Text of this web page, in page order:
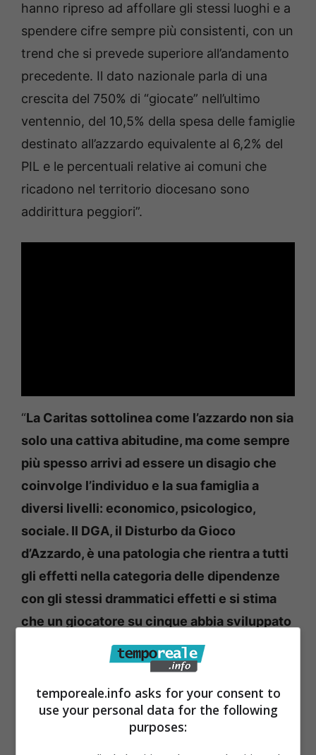
hanno ripreso ad affollare gli stessi luoghi e a
spendere cifre sempre più consistenti, con un
trend che si prevede superiore all’andamento
precedente. Il dato nazionale parla di una
crescita del 750% di “giocate” nell’ultimo
ventennio, del 10,5% della spesa delle famiglie
destinato all’azzardo equivalente al 6,2% del
PIL e le percentuali relative ai comuni che
ricadono nel territorio diocesano sono
addirittura peggiori”.
“La Caritas sottolinea come l’azzardo non sia
solo una cattiva abitudine, ma come sempre
più spesso arrivi ad essere un disagio che
coinvolge l’individuo e la sua famiglia a
diversi livelli: economico, psicologico,
sociale. Il DGA, il Disturbo da Gioco
d’Azzardo, è una patologia che rientra a tutti
gli effetti nella categoria delle dipendenze
con gli stessi drammatici effetti e si stima
che un giocatore su cinque abbia sviluppato
Risulta quindi evidente come
dietro questo “caleidoscopio” di slot machine,
“gratta e vinci” e lotterie, si nasconda la
rovina di intere famiglie con la perdita della
dignità di chi ne resta vittima. È urgente fare
temporeale.info asks for your consent to
use your personal data for the following
purposes: